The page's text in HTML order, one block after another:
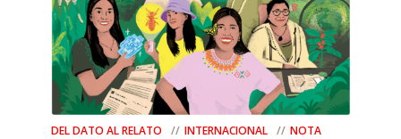
DEL DATO AL RELATO INTERNACIONAL NOTA